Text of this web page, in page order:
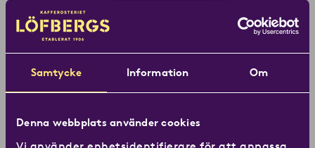
Samtycke Information Om
Denna webbplats använder cookies